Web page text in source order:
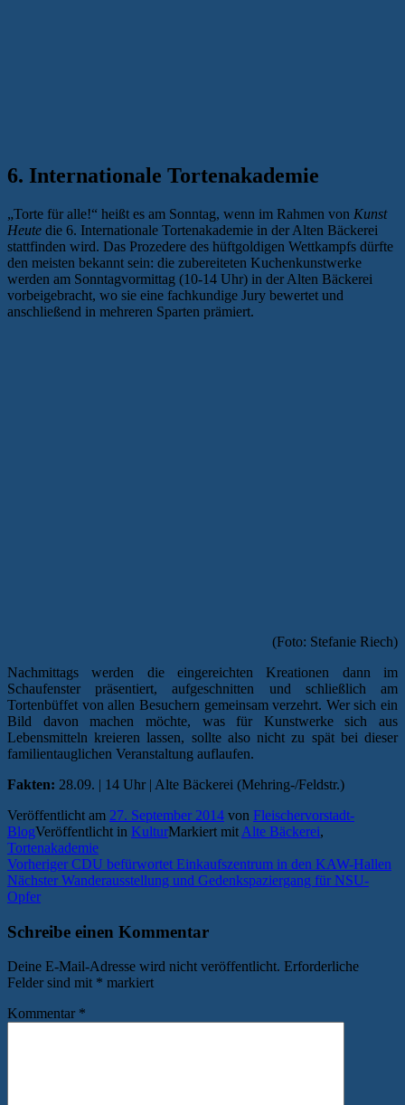
6. Internationale Tortenakademie
„Torte für alle!“ heißt es am Sonntag, wenn im Rahmen von Kunst
Heute die 6. Internationale Tortenakademie in der Alten Bäckerei
stattfinden wird. Das Prozedere des hüftgoldigen Wettkampfs dürfte
den meisten bekannt sein: die zubereiteten Kuchenkunstwerke
werden am Sonntagvormittag (10-14 Uhr) in der Alten Bäckerei
vorbeigebracht, wo sie eine fachkundige Jury bewertet und
anschließend in mehreren Sparten prämiert.
(Foto: Stefanie Riech)
Nachmittags werden die eingereichten Kreationen dann im
Schaufenster präsentiert, aufgeschnitten und schließlich am
Tortenbüffet von allen Besuchern gemeinsam verzehrt. Wer sich ein
Bild davon machen möchte, was für Kunstwerke sich aus
Lebensmitteln kreieren lassen, sollte also nicht zu spät bei dieser
familientauglichen Veranstaltung auflaufen.
Fakten: 28.09. | 14 Uhr | Alte Bäckerei (Mehring-/Feldstr.)
Veröffentlicht am 27. September 2014 von Fleischervorstadt-
BlogVeröffentlicht in KulturMarkiert mit Alte Bäckerei,
Tortenakademie
Beitragsnavigation
Vorheriger Vorheriger
Beitrag:
CDU befürwortet Einkaufszentrum in den KAW-Hallen
Nächster Nächster
Wanderausstellung und Gedenkspaziergang für NSU-
Opfer
Schreibe einen Kommentar
Deine E-Mail-Adresse wird nicht veröffentlicht. Erforderliche
Felder sind mit * markiert
Kommentar *